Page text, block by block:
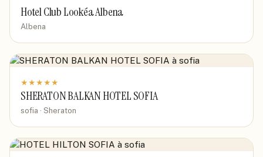
Hotel Club Lookéa Albena
Albena
★ ★ ★ ★ ★
SHERATON BALKAN HOTEL SOFIA
sofia · Sheraton